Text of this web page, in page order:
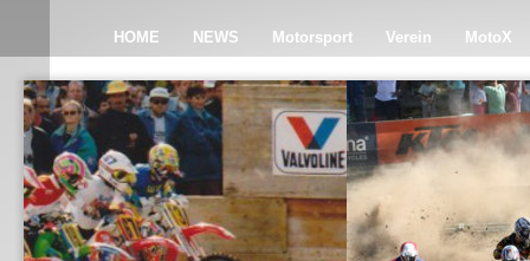
HOME NEWS Motorsport Verein MotoX